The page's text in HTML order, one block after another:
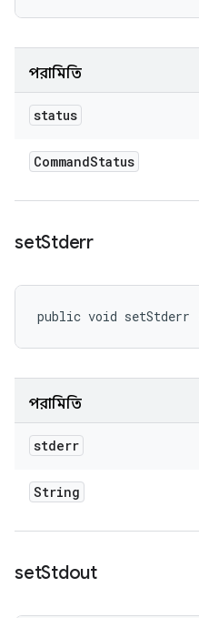
পরামিতি
status
CommandStatus
setStderr
public void
পরামিতি
stderr
String
setStdout